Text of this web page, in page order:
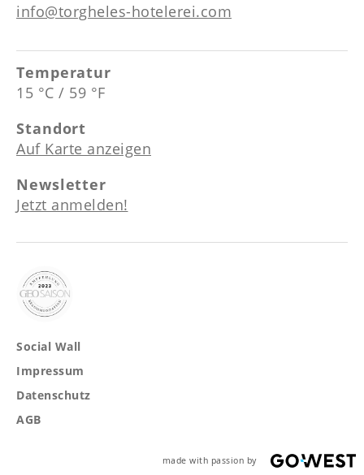
info@torgheles-hotelerei.com
Temperatur
15 °C / 59 °F
Standort
Auf Karte anzeigen
Newsletter
Jetzt anmelden!
Social Wall
Impressum
Datenschutz
AGB
made with passion by